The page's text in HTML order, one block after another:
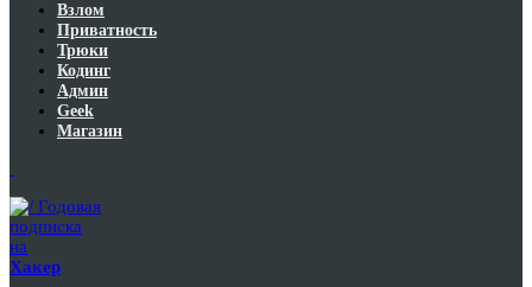
Взлом
Приватность
Трюки
Кодинг
Админ
Geek
Магазин
Годовая
подписка
на
Хакер